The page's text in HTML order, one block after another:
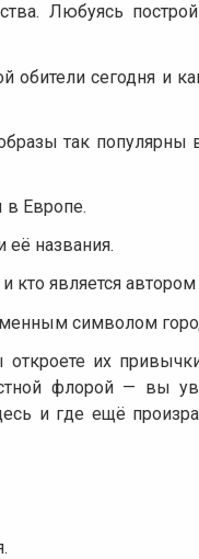
Любуясь
обители сегодня и
так популярны
Европе.
названия.
кто является
символом
их
флорой — вы
и где ещё